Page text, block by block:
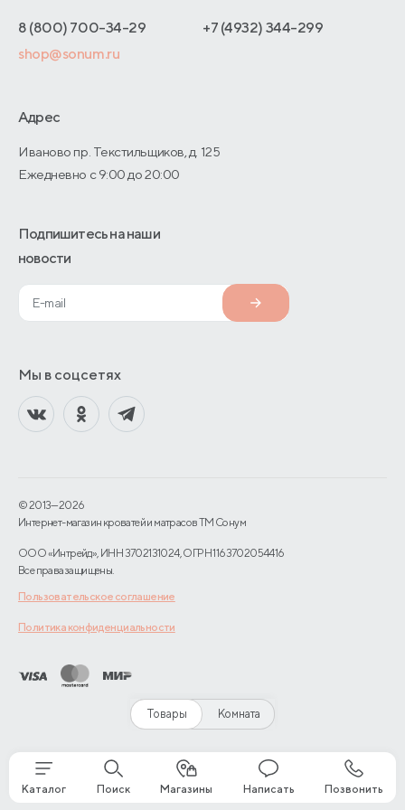
Товары Комната
Адреса магазинов
Договор-оферты
Оптовые продажи
О производстве
8 (800) 700-34-29
+7 (4932) 344-299
shop@sonum.ru
Адрес
Иваново пр. Текстильщиков, д. 125
Ежедневно с 9:00 до 20:00
Подпишитесь на наши
новости
Мы в соцсетях
© 2013—2026
Интернет-магазин кроватей и матрасов TM Сонум
ООО «Интрейд», ИНН 3702131024, ОГРН 1163702054416
Все права защищены.
Пользовательское соглашение
Политика конфиденциальности
Каталог Поиск Магазины Написать Позвонить